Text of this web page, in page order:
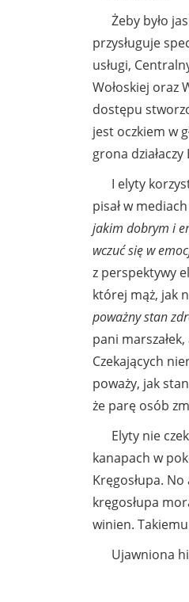
Żeby było
przysługuje
usługi,
Wołoskiej oraz
dostępu
jest oczkiem w
grona
I elyty
pisał w
jakim dobrym i
wczuć się w
z perspektywy
której mąż, jak
poważny stan
pani
Czekających
poważy, jak
że parę osób
Elyty nie
kanapach w
Kręgosłupa.
kręgosłupa
winien.
Ujawniona